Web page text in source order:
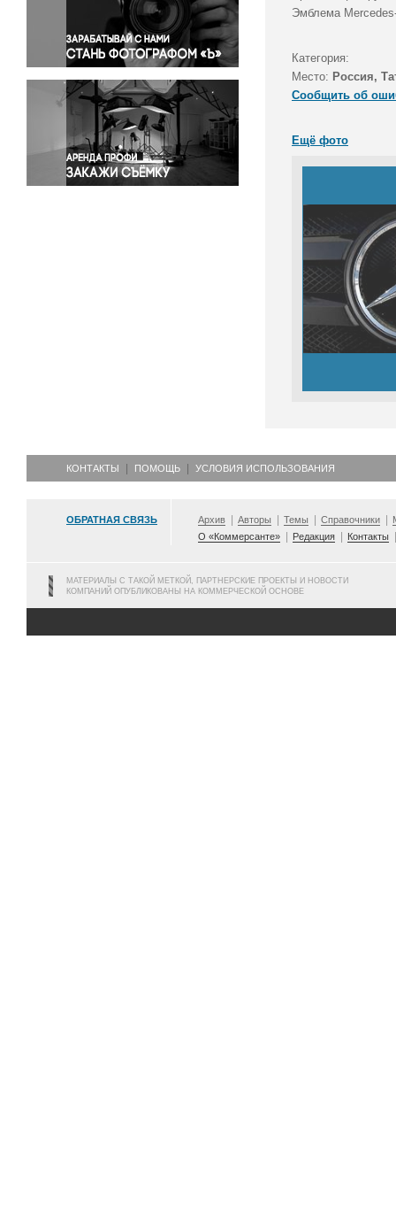
Правосудие
Происшествия и конфликты
Религия
Светская жизнь
Спорт
Экология
Экономика и бизнес
Эмблема
Категория:
Место: Россия,
Сообщить об
Ещё фото
КОНТАКТЫ ПОМОЩЬ УСЛОВИЯ ИСПОЛЬЗОВАНИЯ
ОБРАТНАЯ СВЯЗЬ Архив Авторы Темы Справочники
О «Коммерсанте»
Редакция Контакты
МАТЕРИАЛЫ С ТАКОЙ МЕТКОЙ, ПАРТНЕРСКИЕ ПРОЕКТЫ И НОВОСТИ
КОМПАНИЙ ОПУБЛИКОВАНЫ НА КОММЕРЧЕСКОЙ ОСНОВЕ